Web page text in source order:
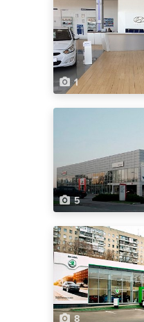
1
5
8